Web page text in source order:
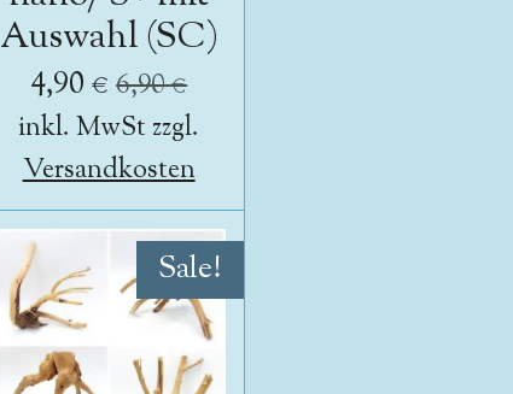
Auswahl (SC)
4,90 € 6,90 €
inkl. MwSt zzgl.
Versandkosten
Sale!